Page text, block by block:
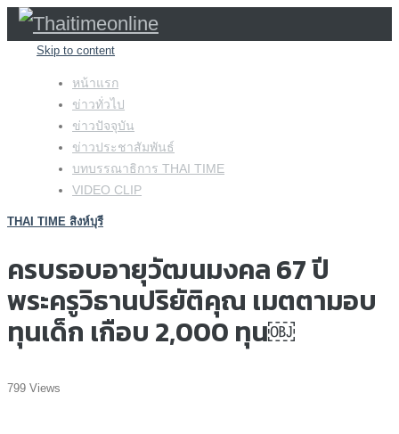
Skip to content
หน้าแรก
ข่าวทั่วไป
ข่าวปัจจุบัน
ข่าวประชาสัมพันธ์
บทบรรณาธิการ THAI TIME
VIDEO CLIP
THAI TIME สิงห์บุรี
ครบรอบอายุวัฒนมงคล 67 ปี
พระครูวิธานปริยัติคุณ เมตตามอบ
ทุนเด็ก เกือบ 2,000 ทุน￼
799 Views